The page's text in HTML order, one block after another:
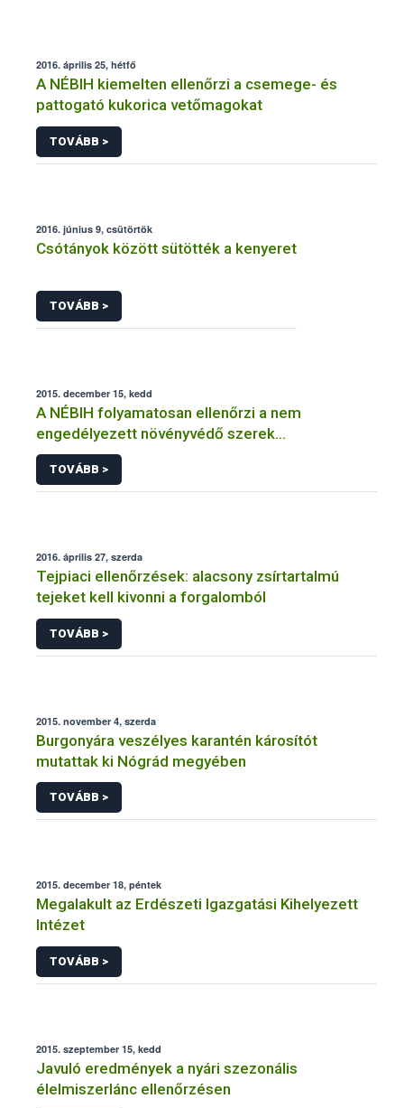
2016. április 25, hétfő
A NÉBIH kiemelten ellenőrzi a csemege- és
pattogató kukorica vetőmagokat
TOVÁBB >
2016. június 9, csütörtök
Csótányok között sütötték a kenyeret
TOVÁBB >
2015. december 15, kedd
A NÉBIH folyamatosan ellenőrzi a nem
engedélyezett növényvédő szerek
forgalmazását és felhasználását
TOVÁBB >
2016. április 27, szerda
Tejpiaci ellenőrzések: alacsony zsírtartalmú
tejeket kell kivonni a forgalomból
TOVÁBB >
2015. november 4, szerda
Burgonyára veszélyes karantén károsítót
mutattak ki Nógrád megyében
TOVÁBB >
2015. december 18, péntek
Megalakult az Erdészeti Igazgatási Kihelyezett
Intézet
TOVÁBB >
2015. szeptember 15, kedd
Javuló eredmények a nyári szezonális
élelmiszerlánc ellenőrzésen